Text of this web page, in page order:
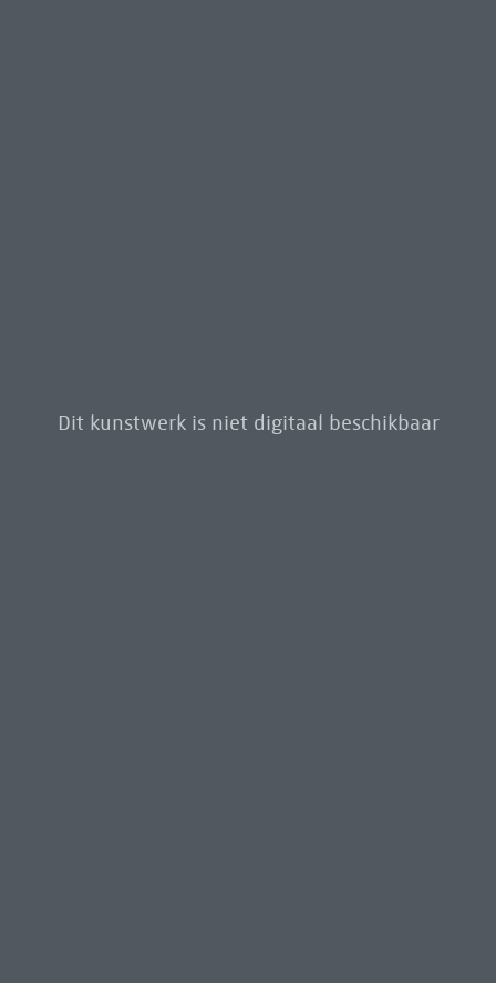
Dit kunstwerk is niet digitaal beschikbaar